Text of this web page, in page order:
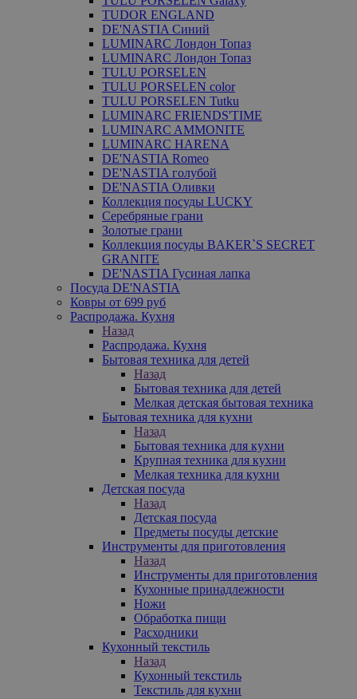
TUDOR ENGLAND
DE'NASTIA Синий
LUMINARC Лондон Топаз
LUMINARC Лондон Топаз
TULU PORSELEN
TULU PORSELEN color
TULU PORSELEN Tutku
LUMINARC FRIENDS'TIME
LUMINARC AMMONITE
LUMINARC HARENA
DE'NASTIA Romeo
DE'NASTIA голубой
DE'NASTIA Оливки
Коллекция посуды LUCKY
Серебряные грани
Золотые грани
Коллекция посуды BAKER`S SECRET
GRANITE
DE'NASTIA Гусиная лапка
Посуда DE'NASTIA
Ковры от 699 руб
Распродажа. Кухня
Назад
Распродажа. Кухня
Бытовая техника для детей
Назад
Бытовая техника для детей
Мелкая детская бытовая техника
Бытовая техника для кухни
Назад
Бытовая техника для кухни
Крупная техника для кухни
Мелкая техника для кухни
Детская посуда
Назад
Детская посуда
Предметы посуды детские
Инструменты для приготовления
Назад
Инструменты для приготовления
Кухонные принадлежности
Ножи
Обработка пищи
Расходники
Кухонный текстиль
Назад
Кухонный текстиль
Текстиль для кухни